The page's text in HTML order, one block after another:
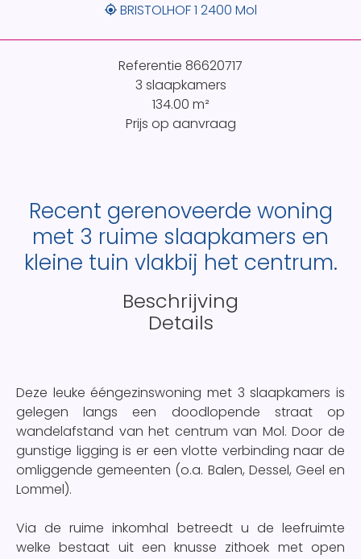
BRISTOLHOF 1 2400 Mol
Referentie 86620717
3 slaapkamers
134.00 m²
Prijs op aanvraag
Recent gerenoveerde woning
met 3 ruime slaapkamers en
kleine tuin vlakbij het centrum.
Beschrijving
Details
Deze leuke ééngezinswoning met 3 slaapkamers is
gelegen langs een doodlopende straat op
wandelafstand van het centrum van Mol. Door de
gunstige ligging is er een vlotte verbinding naar de
omliggende gemeenten (o.a. Balen, Dessel, Geel en
Lommel).
Via de ruime inkomhal betreedt u de leefruimte
welke bestaat uit een knusse zithoek met open